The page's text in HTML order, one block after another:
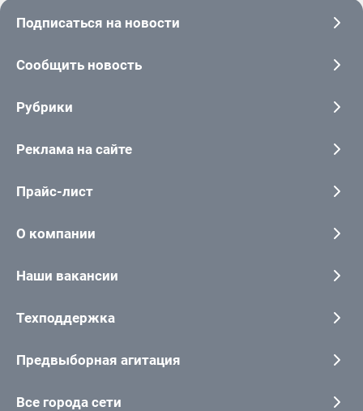
Подписаться на новости
Сообщить новость
Рубрики
Реклама на сайте
Прайс-лист
О компании
Наши вакансии
Техподдержка
Предвыборная агитация
Все города сети